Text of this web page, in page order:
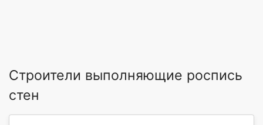
Строители выполняющие роспись
стен